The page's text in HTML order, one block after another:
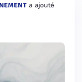
a ajouté